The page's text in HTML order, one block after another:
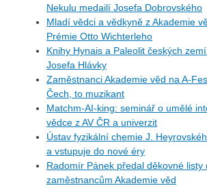
Nekulu medailí Josefa Dobrovského
Mladí vědci a vědkyně z Akademie
Prémie Otto Wichterleho
Knihy Hynais a Paleolit českých
Josefa Hlávky
Zaměstnanci Akademie věd na A-
Čech, to muzikant
Matchm-AI-king: seminář o umělé
vědce z AV ČR a univerzit
Ústav fyzikální chemie J.
a vstupuje do nové éry
Radomír Pánek předal děkovné listy
zaměstnancům Akademie věd